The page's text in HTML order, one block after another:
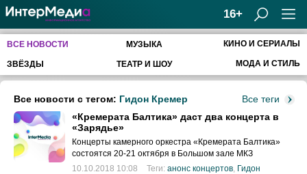
ВСЕ НОВОСТИ МУЗЫКА КИНО И СЕРИАЛЫ
ЗВЁЗДЫ ТЕАТР И ШОУ МОДА И СТИЛЬ
Все теги
Все новости с тегом: Гидон Кремер
«Кремерата Балтика» даст два концерта в
«Зарядье»
Концерты камерного оркестра «Кремерата Балтика»
состоятся 20-21 октября в Большом зале МКЗ
«Зарядье».
10.10.2018 10:08 Теги: анонс концертов Гидон
16+